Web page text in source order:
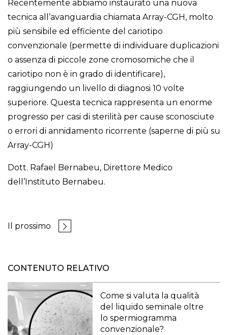
Recentemente abbiamo instaurato una nuova
tecnica all’avanguardia chiamata Array-CGH, molto
più sensibile ed efficiente del cariotipo
convenzionale (permette di individuare duplicazioni
o assenza di piccole zone cromosomiche che il
cariotipo non è in grado di identificare),
raggiungendo un livello di diagnosi 10 volte
superiore. Questa tecnica rappresenta un enorme
progresso per casi di sterilità per cause sconosciute
o errori di annidamento ricorrente (saperne di più su
Array-CGH)
Dott. Rafael Bernabeu, Direttore Medico
dell’Instituto Bernabeu.
Il prossimo
CONTENUTO RELATIVO
Come si valuta la qualità
del liquido seminale oltre
lo spermiogramma
convenzionale?